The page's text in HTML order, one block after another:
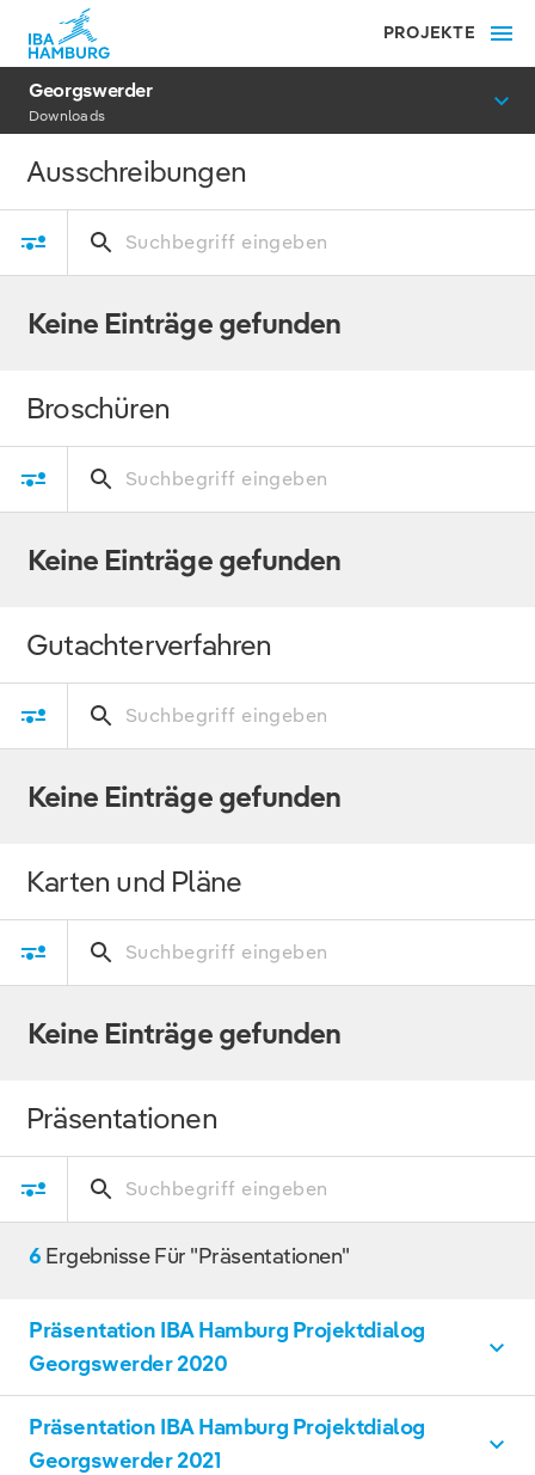
PROJEKTE
Georgswerder
Downloads
Ausschreibungen
Keine Einträge gefunden
Broschüren
Keine Einträge gefunden
Gutachterverfahren
Keine Einträge gefunden
Karten und Pläne
Keine Einträge gefunden
Präsentationen
6 Ergebnisse Für "Präsentationen"
Präsentation IBA Hamburg Projektdialog
Georgswerder 2020
Georgswerder
Präsentation IBA Hamburg Projektdialog
Georgswerder 2021